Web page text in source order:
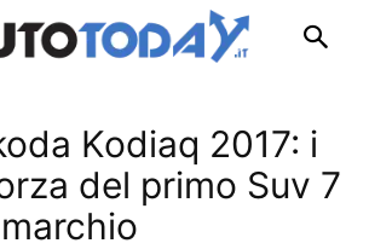
Kodiaq 2017: i
del primo Suv 7